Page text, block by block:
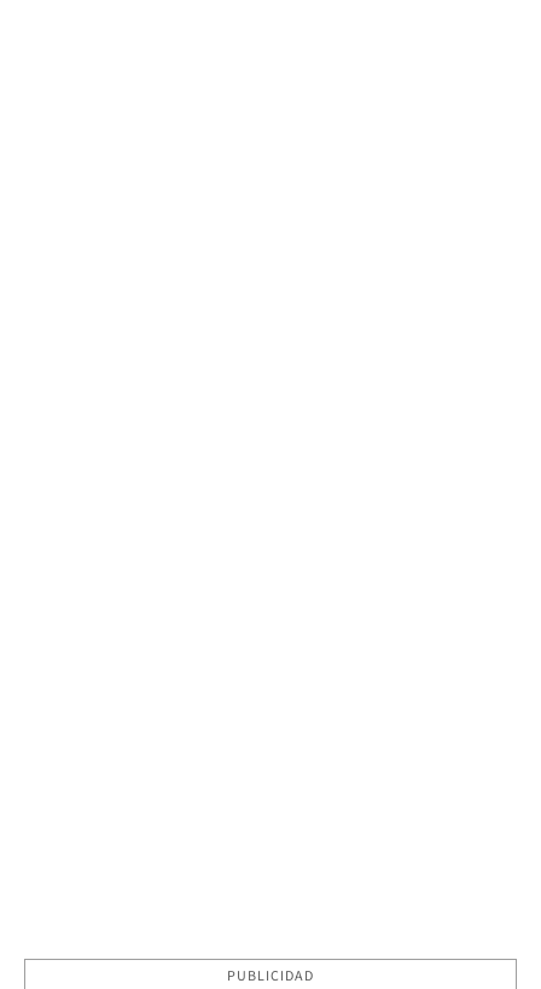
PUBLICIDAD